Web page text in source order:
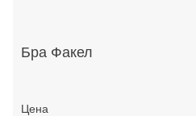
Бра Факел